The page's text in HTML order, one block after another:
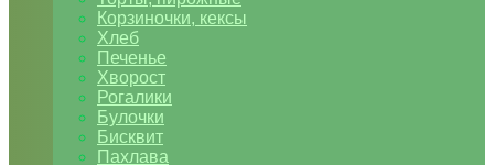
Корзиночки, кексы
Хлеб
Печенье
Хворост
Рогалики
Булочки
Бисквит
Пахлава